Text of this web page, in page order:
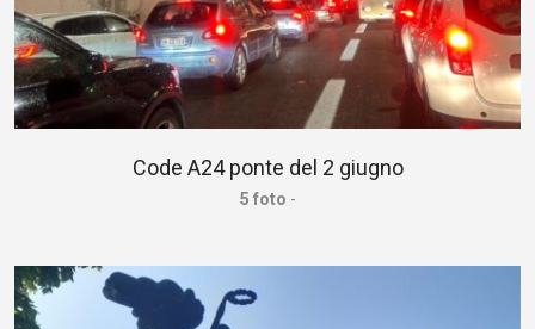
Code A24 ponte del 2 giugno
5 foto -